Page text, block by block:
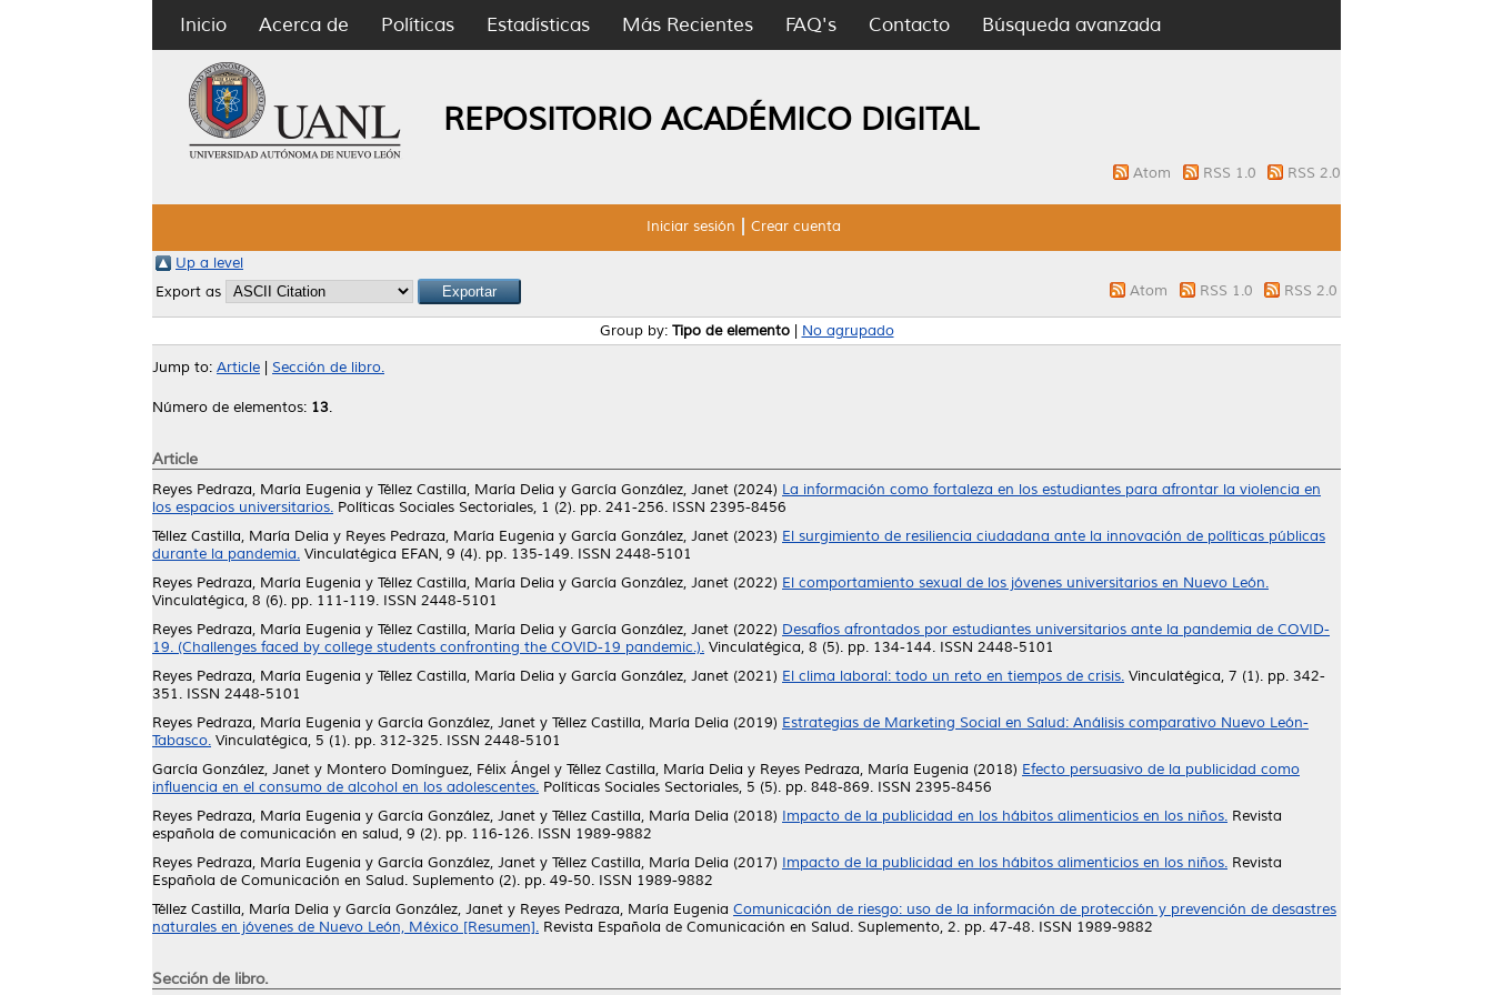
Inicio Acerca de Políticas Estadísticas Más Recientes FAQ's Contacto Búsqueda avanzada
REPOSITORIO ACADÉMICO DIGITAL
Atom RSS 1.0 RSS 2.0
Iniciar sesión Crear cuenta
Up a level
Export as
Atom RSS 1.0 RSS 2.0
Group by: Tipo de elemento| No agrupado
Jump to: Article Sección de libro.
Número de elementos: 13.
Article
Reyes Pedraza, María Eugenia y Téllez Castilla, María Delia y García González, Janet (2024) La información como fortaleza en los estudiantes para afrontar la violencia en
los espacios universitarios. Políticas Sociales Sectoriales, 1 (2). pp. 241-256. ISSN 2395-8456
Téllez Castilla, María Delia y Reyes Pedraza, María Eugenia y García González, Janet (2023) El surgimiento de resiliencia ciudadana ante la innovación de políticas públicas
durante la pandemia. Vinculatégica EFAN, 9 (4). pp. 135-149. ISSN 2448-5101
Reyes Pedraza, María Eugenia y Téllez Castilla, María Delia y García González, Janet (2022) El comportamiento sexual de los jóvenes universitarios en Nuevo León.
Vinculatégica, 8 (6). pp. 111-119. ISSN 2448-5101
Reyes Pedraza, María Eugenia y Téllez Castilla, María Delia y García González, Janet (2022) Desafíos afrontados por estudiantes universitarios ante la pandemia de COVID-
19. (Challenges faced by college students confronting the COVID-19 pandemic.). Vinculatégica, 8 (5). pp. 134-144. ISSN 2448-5101
Reyes Pedraza, María Eugenia y Téllez Castilla, María Delia y García González, Janet (2021) El clima laboral: todo un reto en tiempos de crisis. Vinculatégica, 7 (1). pp. 342-
351. ISSN 2448-5101
Reyes Pedraza, María Eugenia y García González, Janet y Téllez Castilla, María Delia (2019) Estrategias de Marketing Social en Salud: Análisis comparativo Nuevo León-
Tabasco. Vinculatégica, 5 (1). pp. 312-325. ISSN 2448-5101
García González, Janet y Montero Domínguez, Félix Ángel y Téllez Castilla, María Delia y Reyes Pedraza, María Eugenia (2018) Efecto persuasivo de la publicidad como
influencia en el consumo de alcohol en los adolescentes. Políticas Sociales Sectoriales, 5 (5). pp. 848-869. ISSN 2395-8456
Reyes Pedraza, María Eugenia y García González, Janet y Téllez Castilla, María Delia (2018) Impacto de la publicidad en los hábitos alimenticios en los niños. Revista
española de comunicación en salud, 9 (2). pp. 116-126. ISSN 1989-9882
Reyes Pedraza, María Eugenia y García González, Janet y Téllez Castilla, María Delia (2017) Impacto de la publicidad en los hábitos alimenticios en los niños. Revista
Española de Comunicación en Salud. Suplemento (2). pp. 49-50. ISSN 1989-9882
Téllez Castilla, María Delia y García González, Janet y Reyes Pedraza, María Eugenia Comunicación de riesgo: uso de la información de protección y prevención de desastres
naturales en jóvenes de Nuevo León, México [Resumen]. Revista Española de Comunicación en Salud. Suplemento, 2. pp. 47-48. ISSN 1989-9882
Sección de libro.